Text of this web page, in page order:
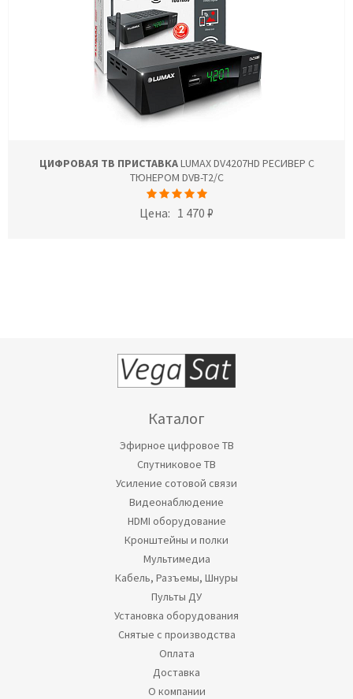
ЦИФРОВАЯ ТВ ПРИСТАВКАLUMAX DV4207HD РЕСИВЕР С
ТЮНЕРОМ DVB-T2/C
Цена: 1 470 ₽
Каталог
Эфирное цифровое ТВ
Спутниковое ТВ
Усиление сотовой связи
Видеонаблюдение
HDMI оборудование
Кронштейны и полки
Мультимедиа
Кабель, Разъемы, Шнуры
Пульты ДУ
Установка оборудования
Снятые с производства
Оплата
Доставка
О компании